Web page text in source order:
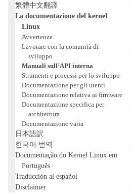
繁體中文翻譯
La documentazione del kernel
Linux
Avvertenze
Lavorare con la comunità di
sviluppo
Manuali sull’API interna
Strumenti e processi per lo sviluppo
Documentazione per gli utenti
Documentazione relativa ai firmware
Documentazione specifica per
architettura
Documentazione varia
日本語訳
한국어 번역
Documentação do Kernel Linux em
Português
Traducción al español
Disclaimer